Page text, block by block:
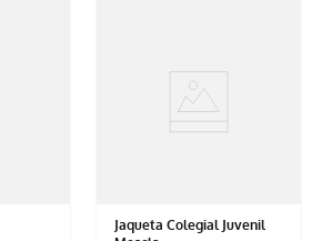
Jaqueta Colegial Juvenil